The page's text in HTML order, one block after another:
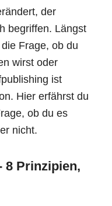
der
begriffen. Längst
Frage, ob du
wirst oder
ist
Hier erfährst du
ob du es
nicht.
8 Prinzipien,